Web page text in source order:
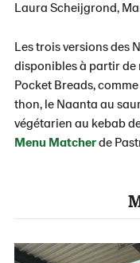
Laura Scheijgrond,
Les trois versions des
disponibles à partir de
Pocket Breads,
thon, le Naanta au
végétarien au kebab
Menu Matcherde